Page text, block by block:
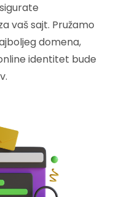
vaš sajt. Pružamo
domena,
identitet bude